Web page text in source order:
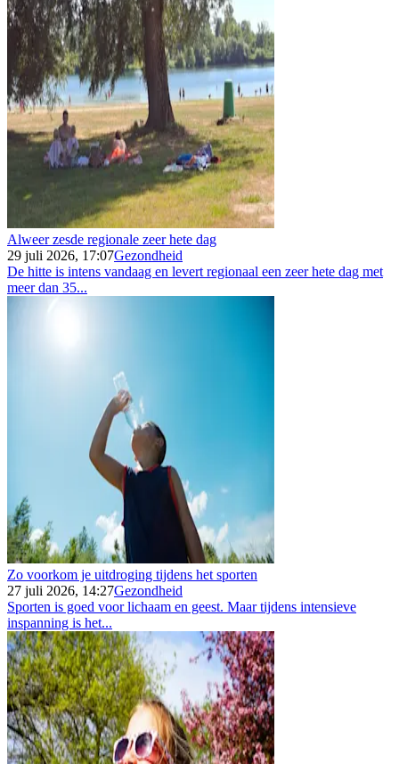
Alweer zesde regionale zeer hete dag
29 juli 2026, 17:07Gezondheid
De hitte is intens vandaag en levert regionaal een zeer hete dag met
meer dan 35...
Zo voorkom je uitdroging tijdens het sporten
27 juli 2026, 14:27Gezondheid
Sporten is goed voor lichaam en geest. Maar tijdens intensieve
inspanning is het...